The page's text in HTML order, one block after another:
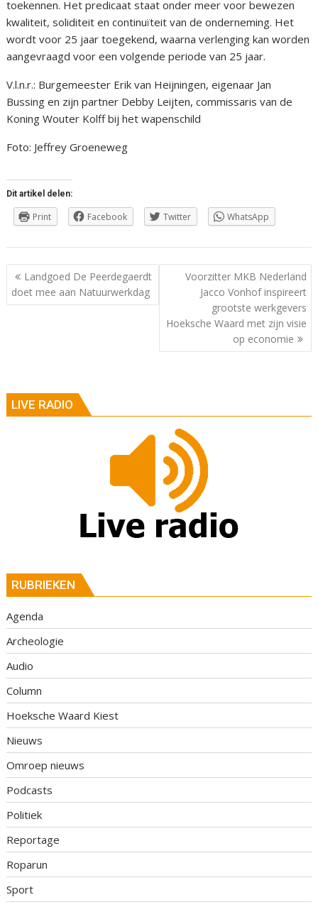
toekennen. Het predicaat staat onder meer voor bewezen
kwaliteit, soliditeit en continuïteit van de onderneming. Het
wordt voor 25 jaar toegekend, waarna verlenging kan worden
aangevraagd voor een volgende periode van 25 jaar.
V.l.n.r.: Burgemeester Erik van Heijningen, eigenaar Jan
Bussing en zijn partner Debby Leijten, commissaris van de
Koning Wouter Kolff bij het wapenschild
Foto: Jeffrey Groeneweg
Dit artikel delen:
Print Facebook Twitter WhatsApp
Berichtnavigatie
Landgoed De Peerdegaerdt
doet mee aan Natuurwerkdag
Voorzitter MKB Nederland
Jacco Vonhof inspireert
grootste werkgevers
Hoeksche Waard met zijn visie
op economie
LIVE RADIO
RUBRIEKEN
Agenda
Archeologie
Audio
Column
Hoeksche Waard Kiest
Nieuws
Omroep nieuws
Podcasts
Politiek
Reportage
Roparun
Sport